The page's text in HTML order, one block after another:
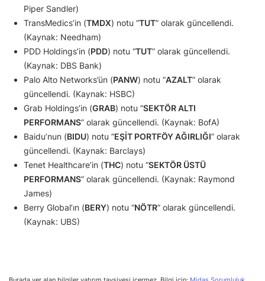
Piper Sandler)
TransMedics’in (TMDX) notu “TUT” olarak güncellendi.
(Kaynak: Needham)
PDD Holdings’in (PDD) notu “TUT” olarak güncellendi.
(Kaynak: DBS Bank)
Palo Alto Networks’ün (PANW) notu “AZALT” olarak
güncellendi. (Kaynak: HSBC)
Grab Holdings’in (GRAB) notu “SEKTÖR ALTI
PERFORMANS” olarak güncellendi. (Kaynak: BofA)
Baidu’nun (BIDU) notu “EŞİT PORTFÖY AĞIRLIĞI” olarak
güncellendi. (Kaynak: Barclays)
Tenet Healthcare’in (THC) notu “SEKTÖR ÜSTÜ
PERFORMANS” olarak güncellendi. (Kaynak: Raymond
James)
Berry Global’ın (BERY) notu “NÖTR” olarak güncellendi.
(Kaynak: UBS)